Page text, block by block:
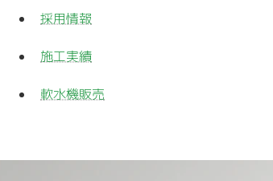
採用情報
施工実績
軟水機販売